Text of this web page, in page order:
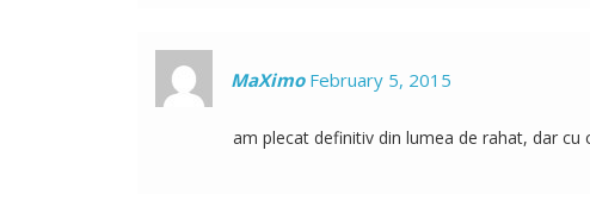
MaXimo February 5, 2015
am plecat definitiv din lumea de rahat, dar cu